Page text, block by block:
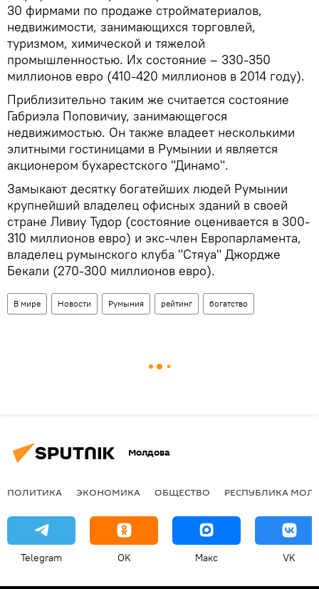
30 фирмами по продаже стройматериалов,
недвижимости, занимающихся торговлей,
туризмом, химической и тяжелой
промышленностью. Их состояние – 330-350
миллионов евро (410-420 миллионов в 2014 году).
Приблизительно таким же считается состояние
Габриэла Поповичиу, занимающегося
недвижимостью. Он также владеет несколькими
элитными гостиницами в Румынии и является
акционером бухарестского "Динамо".
Замыкают десятку богатейших людей Румынии
крупнейший владелец офисных зданий в своей
стране Ливиу Тудор (состояние оценивается в 300-
310 миллионов евро) и экс-член Европарламента,
владелец румынского клуба "Стяуа" Джордже
Бекали (270-300 миллионов евро).
В мире Новости Румыния рейтинг богатство
Молдова
ПОЛИТИКА ЭКОНОМИКА ОБЩЕСТВО РЕСПУБЛИКА
Telegram OK Макс VK